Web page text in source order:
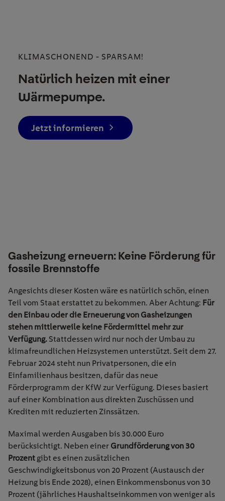
KLIMASCHONEND - SPARSAM!
Natürlich heizen mit einer
Wärmepumpe.
Jetzt informieren
Gasheizung erneuern: Keine Förderung für
fossile Brennstoffe
Angesichts dieser Kosten wäre es natürlich schön, einen
Teil vom Staat erstattet zu bekommen. Aber Achtung: Für
den Einbau oder die Erneuerung von Gasheizungen
stehen mittlerweile keine Fördermittel mehr zur
Verfügung. Stattdessen wird nur noch der Umbau zu
klimafreundlichen Heizsystemen unterstützt. Seit dem 27.
Februar 2024 steht nun Privatpersonen, die ein
Einfamilienhaus besitzen, dafür das neue
Förderprogramm der KfW zur Verfügung. Dieses basiert
auf einer Kombination aus direkten Zuschüssen und
Krediten mit reduzierten Zinssätzen.
Maximal werden Ausgaben bis 30.000 Euro
berücksichtigt. Neben einer Grundförderung von 30
Prozent gibt es einen zusätzlichen
Geschwindigkeitsbonus von 20 Prozent (Austausch der
Heizung bis Ende 2028), einen Einkommensbonus von 30
Prozent (jährliches Haushaltseinkommen von weniger als